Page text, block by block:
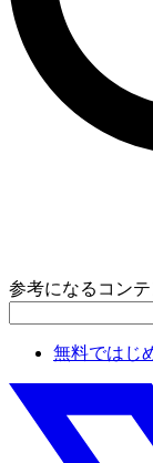
参考になるコン
無料ではじ